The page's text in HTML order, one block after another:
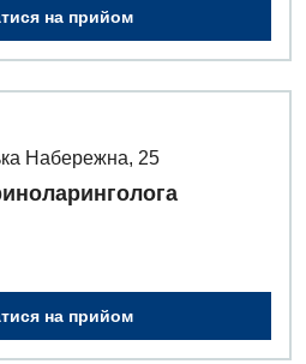
на прийом
Набережна, 25
на прийом